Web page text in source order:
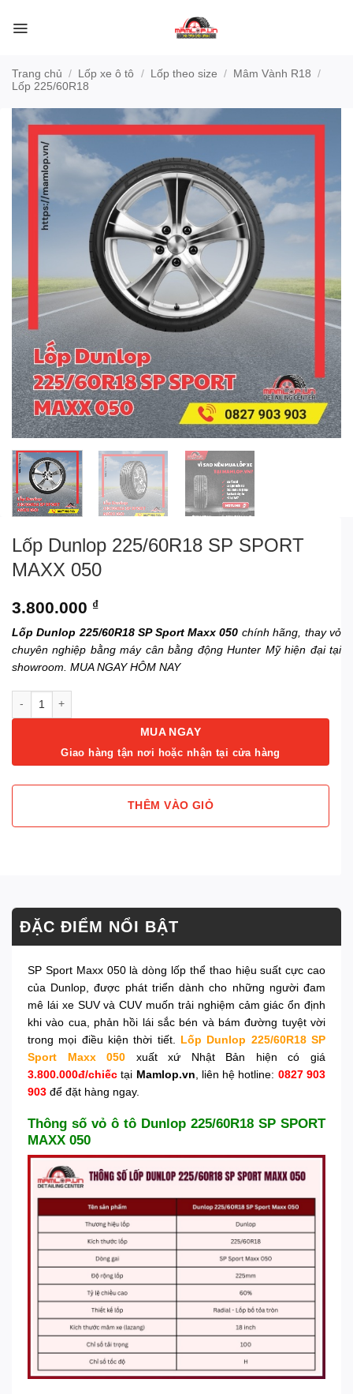
qua
Trang chủ / Lốp xe ô tô / Lốp theo size / Mâm Vành R18 /
Lốp 225/60R18
Lốp Dunlop 225/60R18 SP SPORT
MAXX 050
3.800.000 ₫
Lốp Dunlop 225/60R18 SP Sport Maxx 050 chính hãng, thay vỏ
chuyên nghiệp bằng máy cân bằng động Hunter Mỹ hiện đại tại
showroom. MUA NGAY HÔM NAY
MUA NGAY
Giao hàng tận nơi hoặc nhận tại cửa hàng
THÊM VÀO GIỎ
ĐẶC ĐIỂM NỔI BẬT
SP Sport Maxx 050 là dòng lốp thể thao hiệu suất cực cao
của Dunlop, được phát triển dành cho những người đam
mê lái xe SUV và CUV muốn trải nghiệm cảm giác ổn định
khi vào cua, phản hồi lái sắc bén và bám đường tuyệt vời
trong mọi điều kiện thời tiết. Lốp Dunlop 225/60R18 SP
Sport Maxx 050 xuất xứ Nhật Bản hiện có giá
3.800.000đ/chiếc tại Mamlop.vn, liên hệ hotline: 0827 903
903 để đặt hàng ngay.
Thông số vỏ ô tô Dunlop 225/60R18 SP SPORT
MAXX 050